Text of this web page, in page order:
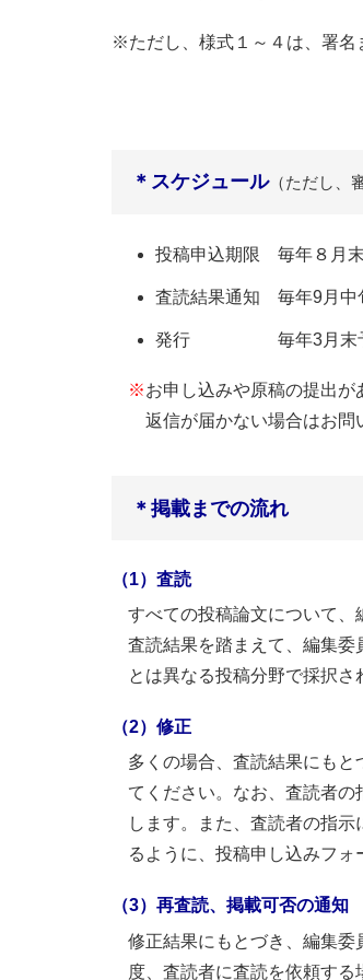
※ただし、様式１～４は、署名
＊スケジュール（ただし、
投稿申込期限 毎年８月末
査読結果通知 毎年9月中
発行 毎年3月末
※お申し込みや原稿の提出が
返信が届かない場合はお問
＊掲載までの流れ
（1）査読
すべての投稿論文について、
査読結果を踏まえて、編集
とは異なる投稿分野で採択さ
（2）修正
多くの場合、査読結果にも
てください。なお、査読者
します。また、査読者の指
るように、投稿申し込みフォ
（3）再査読、掲載可否の通知
修正結果にもとづき、編集
度、査読者に査読を依頼する